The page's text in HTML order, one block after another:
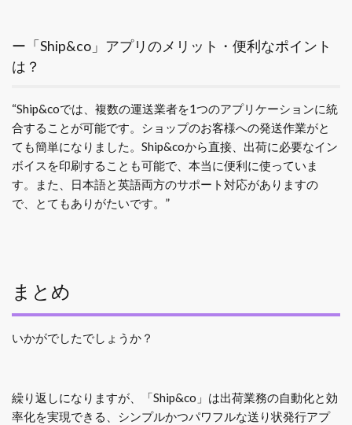
ー「Ship&co」アプリのメリット・便利なポイント
は？
“Ship&coでは、複数の運送業者を1つのアプリケーションに統
合することが可能です。ショップのお客様への発送作業がと
ても簡単になりました。Ship&coから直接、出荷に必要なイン
ボイスを印刷することも可能で、本当に便利に使っていま
す。また、日本語と英語両方のサポート対応がありますの
で、とてもありがたいです。”
まとめ
いかがでしたでしょうか？
繰り返しになりますが、「Ship&co」は出荷業務の自動化と効
率化を実現できる、シンプルかつパワフルな送り状発行アプ